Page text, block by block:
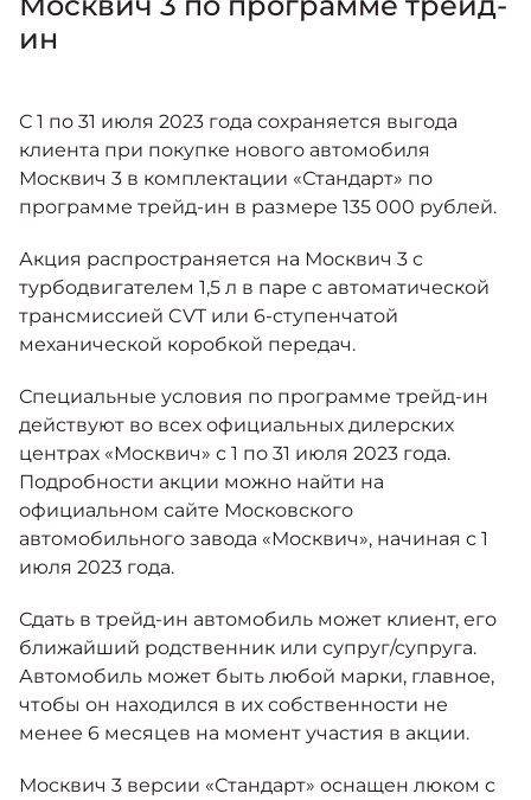
Москвич 6
Яркий динамичный седан
Москвич 3 с ручным
управлением (РУ)
Кроссовер, создающий равные
от 2 069 000 ₽*
Москвич 8
кроссовер
от 3 125 000 ₽*
Спецпредложения
Калькулятор трейд-ин
Страховые программы
СЕРВИСНЫЕ АКЦИИ
АКСЕССУАРЫ
ин
С 1 по 31 июля 2023 года сохраняется выгода
клиента при покупке нового автомобиля
Москвич 3 в комплектации «Стандарт» по
программе трейд-ин в размере 135 000 рублей.
Акция распространяется на Москвич 3 с
турбодвигателем 1,5 л в паре с автоматической
трансмиссией CVT или 6-ступенчатой
механической коробкой передач.
Специальные условия по программе трейд-ин
действуют во всех официальных дилерских
центрах «Москвич» с 1 по 31 июля 2023 года.
Подробности акции можно найти на
официальном сайте Московского
автомобильного завода «Москвич», начиная с 1
июля 2023 года.
Сдать в трейд-ин автомобиль может клиент, его
ближайший родственник или супруг/супруга.
Автомобиль может быть любой марки, главное,
чтобы он находился в их собственности не
менее 6 месяцев на момент участия в акции.
Москвич 3 версии «Стандарт» оснащен люком с